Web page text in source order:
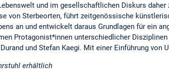
und im gesellschaftlichen Diskurs
von Sterbeorten, führt zeitgenössische
an und entwickelt daraus Grundlagen für ein
Protagonist*innen unterschiedlicher
und Stefan Kaegi. Mit einer Einführung von
erhältlich